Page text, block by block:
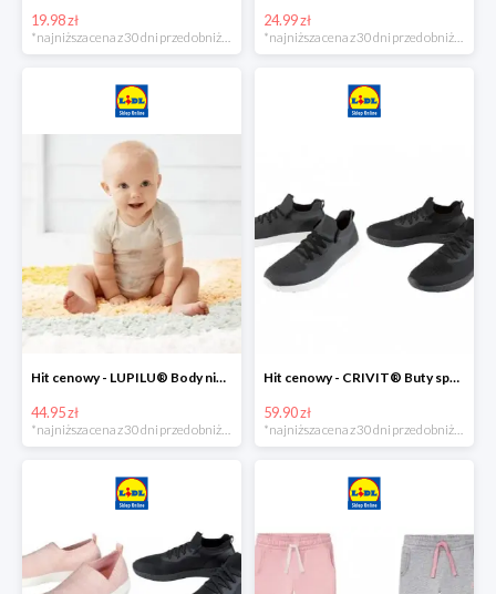
19.98 zł 24.99 zł
Hit cenowy - LUPILU® Body niemowlęce z biobawełny, z krótkim rękawem, 5 sztuk
44.95 zł
*najniższa cena z 30 dni przed obniżką
Hit cenowy - CRIVIT® Buty sportowe chłopięce WellWalk, 1 para
59.90 zł
*najniższa cena z 30 dni przed obniżką